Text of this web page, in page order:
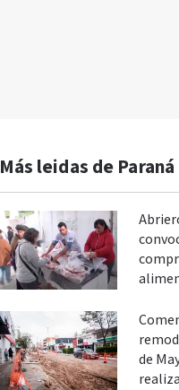
Más leidas de Paraná
de